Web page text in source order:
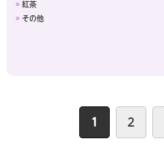
紅茶
その他
1 2